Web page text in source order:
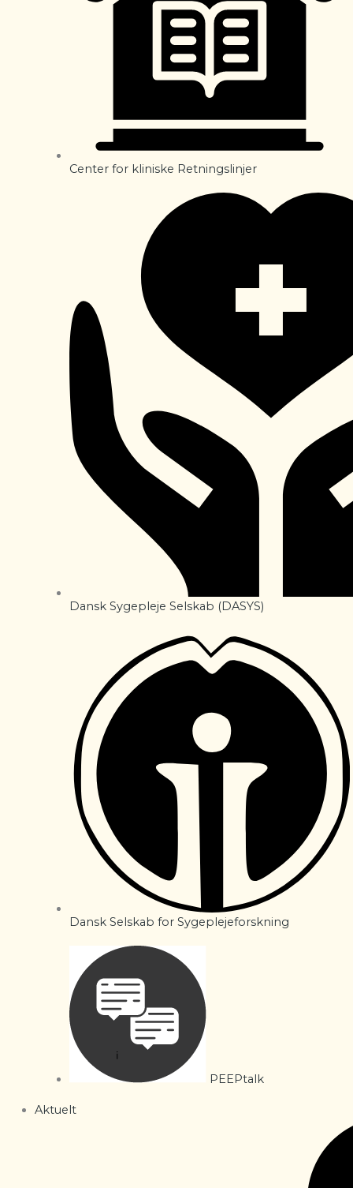
Center for kliniske Retningslinjer
Dansk Sygepleje Selskab (DASYS)
Dansk Selskab for Sygeplejeforskning
PEEPtalk
Aktuelt